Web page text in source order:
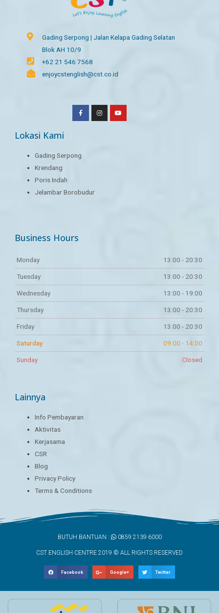
Gading Serpong | Jalan Kelapa Gading Selatan
Blok AH 10/9
+62 21 546 7568
enjoycstenglish@cst.co.id
Lokasi Kami
Gading Serpong
Krendang
Poris Indah
Jelambar Borobudur
Business Hours
Monday 13:00 - 20:30
Tuesday 13:00 - 20:30
Wednesday 13:00 - 19:00
Thursday 13:00 - 20:30
Friday 13:00 - 20:30
Saturday 09:00 - 14:00
Sunday Closed
Lainnya
Info Pembayaran
Aktivitas
Kerjasama
CSR
Blog
Privacy Policy
Terms & Conditions
BUTUH BANTUAN : 0859 2139 6000
CST ENGLISH CENTRE 2019 © ALL RIGHTS RESERVED
Facebook Google+ Twitter